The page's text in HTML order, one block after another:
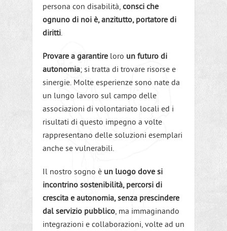
persona con disabilità,consci che
ognuno di noi è, anzitutto, portatore di
diritti.
Provare a garantire loro un futuro di
autonomia; si tratta di trovare risorse e
sinergie. Molte esperienze sono nate da
un lungo lavoro sul campo delle
associazioni di volontariato locali ed i
risultati di questo impegno a volte
rappresentano delle soluzioni esemplari
anche se vulnerabili.
Il nostro sogno è un luogo dove si
incontrino sostenibilità, percorsi di
crescita e autonomia, senza prescindere
dal servizio pubblico, ma immaginando
integrazioni e collaborazioni, volte ad un